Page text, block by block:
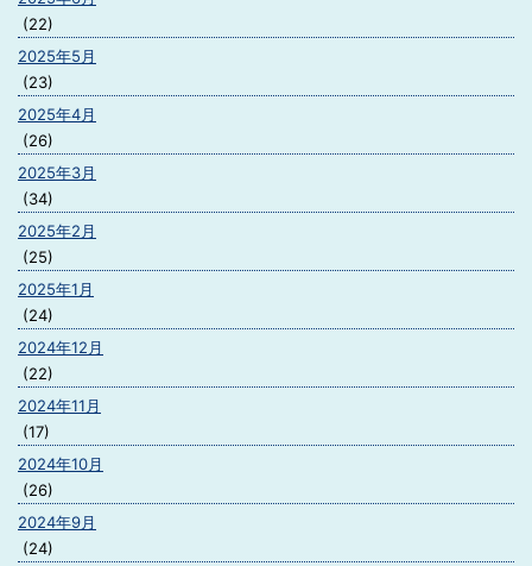
(22)
2025年5月
(23)
2025年4月
(26)
2025年3月
(34)
2025年2月
(25)
2025年1月
(24)
2024年12月
(22)
2024年11月
(17)
2024年10月
(26)
2024年9月
(24)